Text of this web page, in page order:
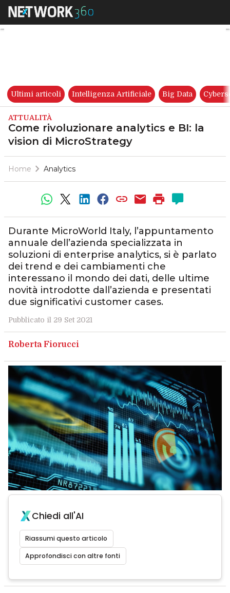
Come rivoluzionare analytics
Ultimi articoli Intelligenza Artificiale Big Data
ATTUALITÀ
Come rivoluzionare analytics e BI: la
vision di MicroStrategy
Home Analytics
Durante MicroWorld Italy, l’appuntamento
annuale dell’azienda specializzata in
soluzioni di enterprise analytics, si è parlato
dei trend e dei cambiamenti che
interessano il mondo dei dati, delle ultime
novità introdotte dall’azienda e presentati
due significativi customer cases.
Pubblicato il 29 Set 2021
Roberta Fiorucci
Chiedi all'AI
Riassumi questo articolo
Approfondisci con altre fonti